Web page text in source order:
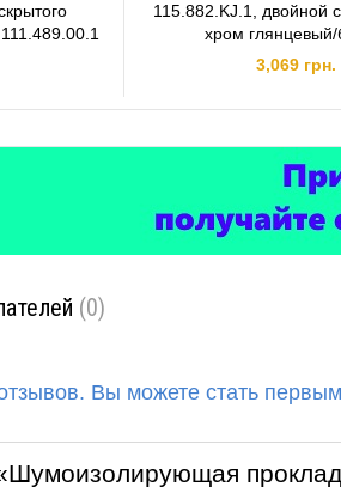
115.882.KJ.1, двойной
хром
3,069 грн.
(0)
Вы можете стать